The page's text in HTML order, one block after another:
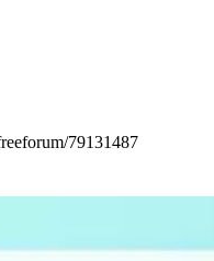
79131487